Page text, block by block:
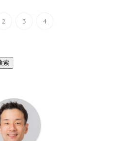
2 3 4
索